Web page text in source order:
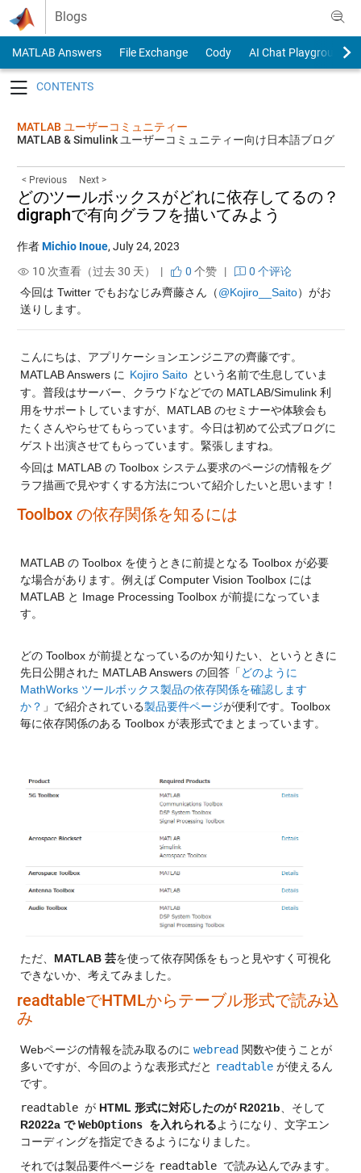
Skip to content
Blogs
MATLAB Answers File Exchange Cody
AI Chat Playground
MATLAB ユーザーコミュニティー
MATLAB & Simulink ユーザーコミュニティー向け日本語ブログ
< Previous Next >
どのツールボックスがどれに依存してるの？
digraphで有向グラフを描いてみよう
作者Michio Inoue, July 24, 2023
10 次查看（过去 30 天） |
0 个赞|
0 个评论
今回は Twitter でもおなじみ齊藤さん（@Kojiro__Saito）がお
送りします。
こんにちは、アプリケーションエンジニアの齊藤です。
MATLAB Answers に Kojiro Saito という名前で生息していま
す。普段はサーバー、クラウドなどでの MATLAB/Simulink 利
用をサポートしていますが、MATLAB のセミナーや体験会も
たくさんやらせてもらっています。今日は初めて公式ブログに
ゲスト出演させてもらっています。緊張しますね。
今回は MATLAB の Toolbox システム要求のページの情報をグ
ラフ描画で見やすくする方法について紹介したいと思います！
Toolbox の依存関係を知るには
MATLAB の Toolbox を使うときに前提となる Toolbox が必要
な場合があります。例えば Computer Vision Toolbox には
MATLAB と Image Processing Toolbox が前提になっていま
す。
どの Toolbox が前提となっているのか知りたい、というときに
先日公開された MATLAB Answers の回答「 どのように
MathWorks ツールボックス製品の依存関係を確認します
か？ 」で紹介されている製品要件ページが便利です。Toolbox
毎に依存関係のある Toolbox が表形式でまとまっています。
ただ、 MATLAB 芸を使って依存関係をもっと見やすく可視化
できないか、考えてみました。
readtableでHTMLからテーブル形式で読み込
み
Webページの情報を読み取るのに webread 関数や使うことが
多いですが、今回のような表形式だと readtable が使えるん
です。
readtable が HTML 形式に対応したのが R2021b
R2022a で WebOptions を入れられるようになり、文字エン
コーディングを指定できるようになりました。
それでは製品要件ページを readtable で読み込んでみます。